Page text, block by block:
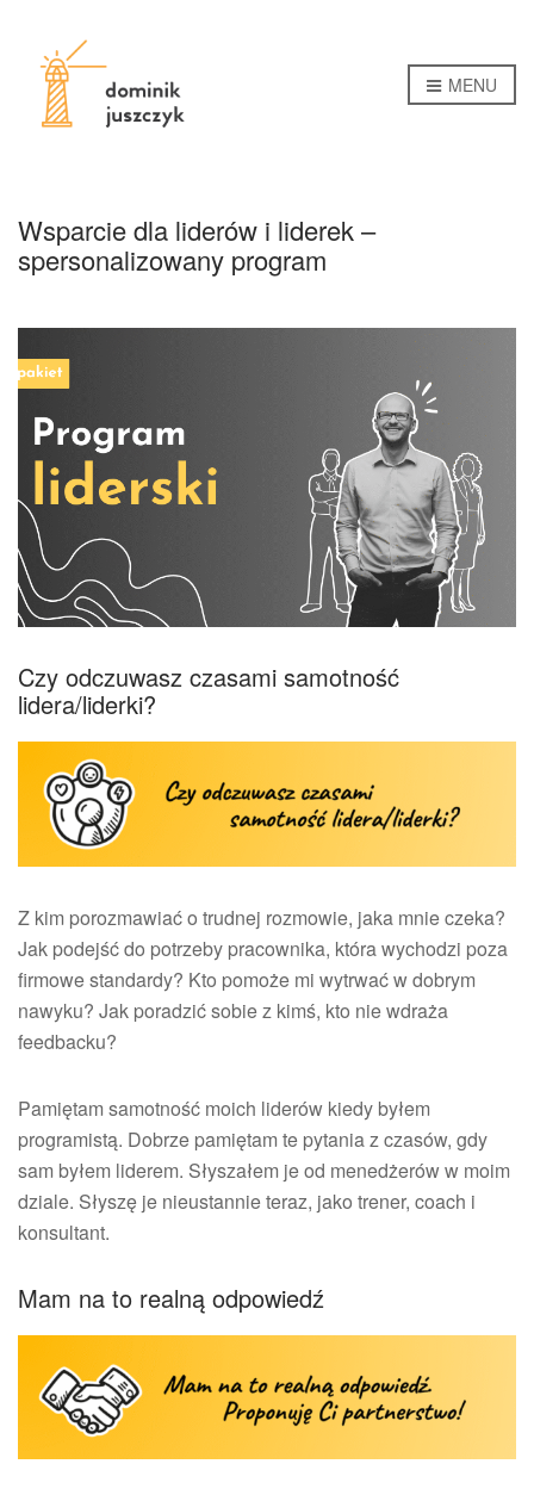
MENU
Wsparcie dla liderów i liderek –
spersonalizowany program
Czy odczuwasz czasami samotność
lidera/liderki?
Z kim porozmawiać o trudnej rozmowie, jaka mnie czeka?
Jak podejść do potrzeby pracownika, która wychodzi poza
firmowe standardy? Kto pomoże mi wytrwać w dobrym
nawyku? Jak poradzić sobie z kimś, kto nie wdraża
feedbacku?
Pamiętam samotność moich liderów kiedy byłem
programistą. Dobrze pamiętam te pytania z czasów, gdy
sam byłem liderem. Słyszałem je od menedżerów w moim
dziale. Słyszę je nieustannie teraz, jako trener, coach i
konsultant.
Mam na to realną odpowiedź